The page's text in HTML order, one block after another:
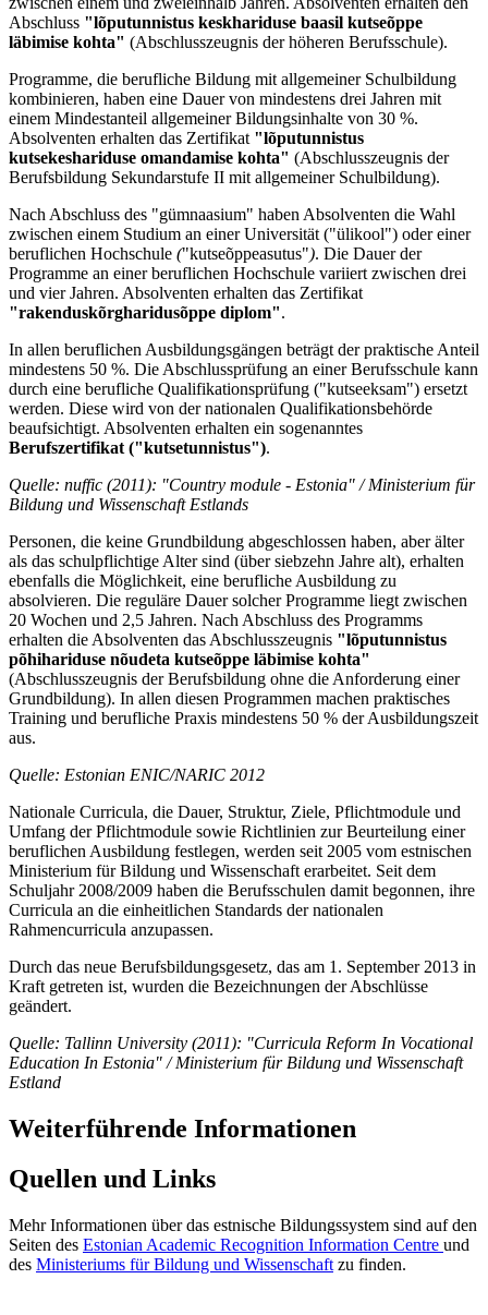
Abschluss "lõputunnistus keskhariduse baasil kutseõppe
läbimise kohta" (Abschlusszeugnis der höheren Berufsschule).
Programme, die berufliche Bildung mit allgemeiner Schulbildung
kombinieren, haben eine Dauer von mindestens drei Jahren mit
einem Mindestanteil allgemeiner Bildungsinhalte von 30 %.
Absolventen erhalten das Zertifikat "lõputunnistus
kutsekeshariduse omandamise kohta" (Abschlusszeugnis der
Berufsbildung Sekundarstufe II mit allgemeiner Schulbildung).
Nach Abschluss des "gümnaasium" haben Absolventen die Wahl
zwischen einem Studium an einer Universität ("ülikool") oder einer
beruflichen Hochschule ("kutseõppeasutus"). Die Dauer der
Programme an einer beruflichen Hochschule variiert zwischen drei
und vier Jahren. Absolventen erhalten das Zertifikat
"rakenduskõrgharidusõppe diplom".
In allen beruflichen Ausbildungsgängen beträgt der praktische Anteil
mindestens 50 %. Die Abschlussprüfung an einer Berufsschule kann
durch eine berufliche Qualifikationsprüfung ("kutseeksam") ersetzt
werden. Diese wird von der nationalen Qualifikationsbehörde
beaufsichtigt. Absolventen erhalten ein sogenanntes
Berufszertifikat ("kutsetunnistus").
Quelle: nuffic (2011): "Country module - Estonia" / Ministerium für
Bildung und Wissenschaft Estlands
Personen, die keine Grundbildung abgeschlossen haben, aber älter
als das schulpflichtige Alter sind (über siebzehn Jahre alt), erhalten
ebenfalls die Möglichkeit, eine berufliche Ausbildung zu
absolvieren. Die reguläre Dauer solcher Programme liegt zwischen
20 Wochen und 2,5 Jahren. Nach Abschluss des Programms
erhalten die Absolventen das Abschlusszeugnis "lõputunnistus
põhihariduse nõudeta kutseõppe läbimise kohta"
(Abschlusszeugnis der Berufsbildung ohne die Anforderung einer
Grundbildung). In allen diesen Programmen machen praktisches
Training und berufliche Praxis mindestens 50 % der Ausbildungszeit
aus.
Quelle: Estonian ENIC/NARIC 2012
Nationale Curricula, die Dauer, Struktur, Ziele, Pflichtmodule und
Umfang der Pflichtmodule sowie Richtlinien zur Beurteilung einer
beruflichen Ausbildung festlegen, werden seit 2005 vom estnischen
Ministerium für Bildung und Wissenschaft erarbeitet. Seit dem
Schuljahr 2008/2009 haben die Berufsschulen damit begonnen, ihre
Curricula an die einheitlichen Standards der nationalen
Rahmencurricula anzupassen.
Durch das neue Berufsbildungsgesetz, das am 1. September 2013 in
Kraft getreten ist, wurden die Bezeichnungen der Abschlüsse
geändert.
Quelle: Tallinn University (2011): "Curricula Reform In Vocational
Education In Estonia" / Ministerium für Bildung und Wissenschaft
Estland
Weiterführende Informationen
Quellen und Links
Mehr Informationen über das estnische Bildungssystem sind auf den
Seiten des Estonian Academic Recognition Information Centre und
des Ministeriums für Bildung und Wissenschaft zu finden.